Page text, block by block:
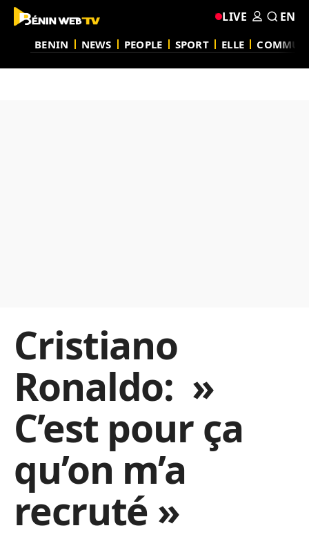
BENIN NEWS PEOPLE SPORT ELLE
LIVE EN
Cristiano
Ronaldo: »
C’est pour ça
qu’on m’a
recruté »